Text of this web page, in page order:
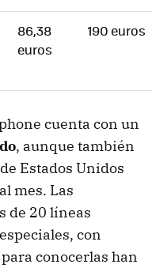
86,38
euros
190 euros
cuenta con un
, aunque también
Estados Unidos
mes. Las
de 20 líneas
con
conocerlas han